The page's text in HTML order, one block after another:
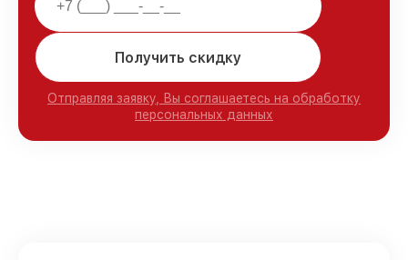
Получить скидку
Отправляя заявку, Вы соглашаетесь на обработку
персональных данных